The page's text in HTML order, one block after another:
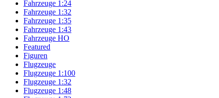
Fahrzeuge 1:24
Fahrzeuge 1:32
Fahrzeuge 1:35
Fahrzeuge 1:43
Fahrzeuge HO
Featured
Figuren
Flugzeuge
Flugzeuge 1:100
Flugzeuge 1:32
Flugzeuge 1:48